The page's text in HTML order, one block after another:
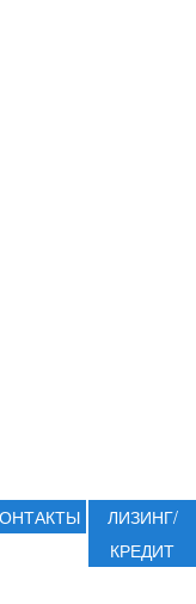
ЛИЗИНГ/
КРЕДИТ